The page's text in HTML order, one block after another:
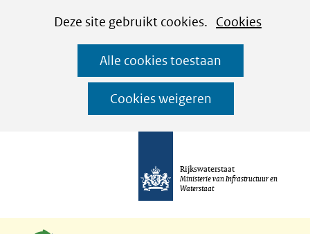
CookiesDeze site gebruikt cookies. Cookies
worden
Alle cookies toestaan
Cookies weigeren
Ga
naar
de
inhoud
Rijkswaterstaat
Ministerie van Infrastructuur en
Waterstaat